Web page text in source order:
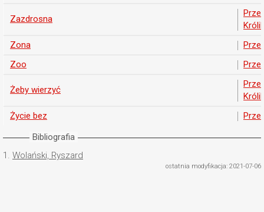
Zazdrosna
Zona
Zoo
Żeby wierzyć
Życie bez
Bibliografia
1. Wolański, Ryszard
ostatnia modyfikacja: 2021-07-06